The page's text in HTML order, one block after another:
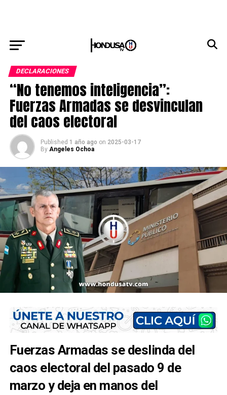
DECLARACIONES
“No tenemos inteligencia”:
Fuerzas Armadas se desvinculan
del caos electoral
Published 1 año ago on 2025-03-17
By Angeles Ochoa
Fuerzas Armadas se deslinda del
caos electoral del pasado 9 de
marzo y deja en manos del